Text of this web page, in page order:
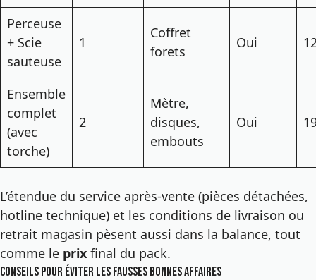
Perceuse
+ Scie
sauteuse
1
Coffret
forets
Oui
Ensemble
complet
(avec
torche)
2
Mètre,
disques,
embouts
Oui
L’étendue du service après-vente (pièces détachées,
hotline technique) et les conditions de livraison ou
retrait magasin pèsent aussi dans la balance, tout
comme le prix final du pack.
Conseils pour éviter les fausses bonnes affaires